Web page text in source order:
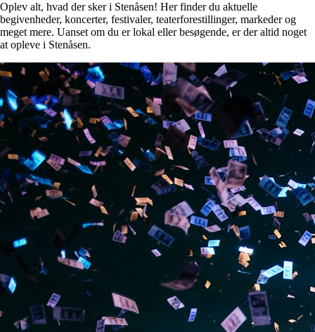
Oplev alt, hvad der sker i Stenåsen! Her finder du aktuelle
begivenheder, koncerter, festivaler, teaterforestillinger, markeder og
meget mere. Uanset om du er lokal eller besøgende, er der altid noget
at opleve i Stenåsen.